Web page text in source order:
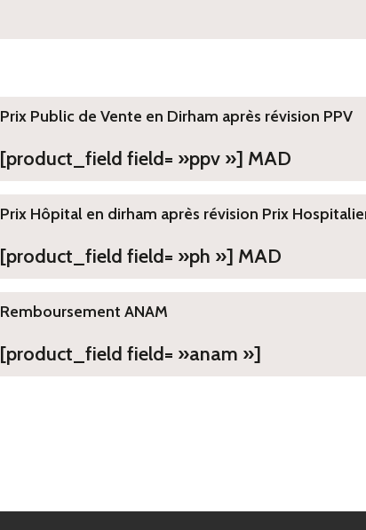
Prix Public de Vente en Dirham après révision PPV
[product_field field= »ppv »] MAD
Prix Hôpital en dirham après révision Prix
[product_field field= »ph »] MAD
Remboursement ANAM
[product_field field= »anam »]